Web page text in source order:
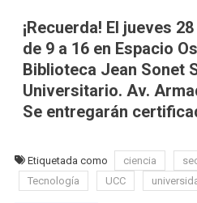
¡Recuerda! El jueves
de 9 a 16 en Espacio
Biblioteca Jean Sonet
Universitario. Av.
Se entregarán
Etiquetada como ciencia
Tecnología
UCC